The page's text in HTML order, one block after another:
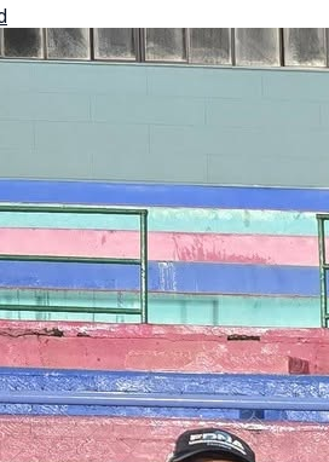
el balance oficial de CDAG.